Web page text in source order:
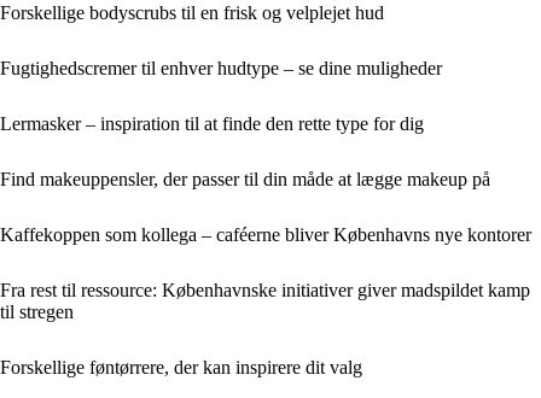
Forskellige bodyscrubs til en frisk og velplejet hud
Fugtighedscremer til enhver hudtype – se dine muligheder
Lermasker – inspiration til at finde den rette type for dig
Find makeuppensler, der passer til din måde at lægge makeup på
Kaffekoppen som kollega – caféerne bliver Københavns nye kontorer
Fra rest til ressource: Københavnske initiativer giver madspildet kamp
til stregen
Forskellige føntørrere, der kan inspirere dit valg